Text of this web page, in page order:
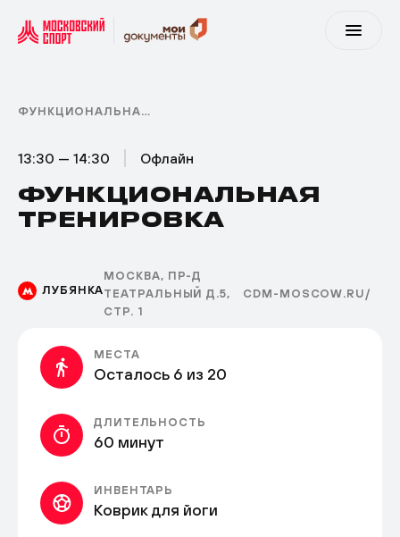
ФУНКЦИОНАЛЬНАЯ ТРЕНИРОВКА
13:30 — 14:30 Офлайн
ФУНКЦИОНАЛЬНАЯ
ТРЕНИРОВКА
ЛУБЯНКА
МОСКВА, ПР-Д
ТЕАТРАЛЬНЫЙ Д.5,
СТР. 1
CDM-MOSCOW.RU/
МЕСТА
Осталось 6 из 20
ДЛИТЕЛЬНОСТЬ
60 минут
ИНВЕНТАРЬ
Коврик для йоги